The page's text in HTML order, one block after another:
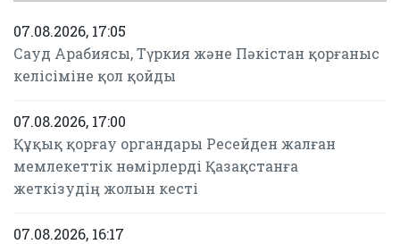
07.08.2026, 17:05
Сауд Арабиясы, Түркия және Пәкістан қорғаныс
келісіміне қол қойды
07.08.2026, 17:00
Құқық қорғау органдары Ресейден жалған
мемлекеттік нөмірлерді Қазақстанға
жеткізудің жолын кесті
07.08.2026, 16:17